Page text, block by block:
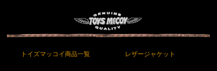
トイズマッコイ商品一覧 レザージャケット